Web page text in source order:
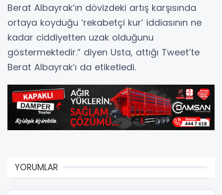
Berat Albayrak’ın dövizdeki artış karşısında
ortaya koyduğu ‘rekabetçi kur’ iddiasının ne
kadar ciddiyetten uzak olduğunu
göstermektedir.” diyen Usta, attığı Tweet’te
Berat Albayrak’ı da etiketledi.
YORUMLAR